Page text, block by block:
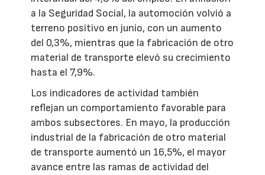
a la Seguridad Social, la automoción volvió a
terreno positivo en junio, con un aumento
del 0,3%, mientras que la fabricación de otro
material de transporte elevó su crecimiento
hasta el 7,9%.
Los indicadores de actividad también
reflejan un comportamiento favorable para
ambos subsectores. En mayo, la producción
industrial de la fabricación de otro material
de transporte aumentó un 16,5%, el mayor
avance entre las ramas de actividad del